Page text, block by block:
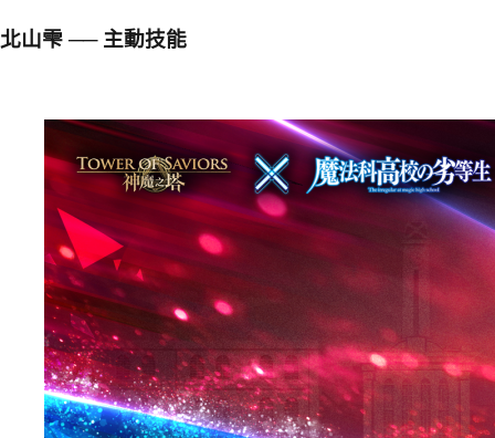
北山雫 ── 主動技能